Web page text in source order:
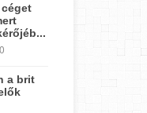
0
a brit